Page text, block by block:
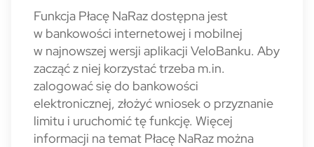
Funkcja Płacę NaRaz dostępna jest
w bankowości internetowej i mobilnej
w najnowszej wersji aplikacji VeloBanku. Aby
zacząć z niej korzystać trzeba m.in.
zalogować się do bankowości
elektronicznej, złożyć wniosek o przyznanie
limitu i uruchomić tę funkcję. Więcej
informacji na temat Płacę NaRaz można